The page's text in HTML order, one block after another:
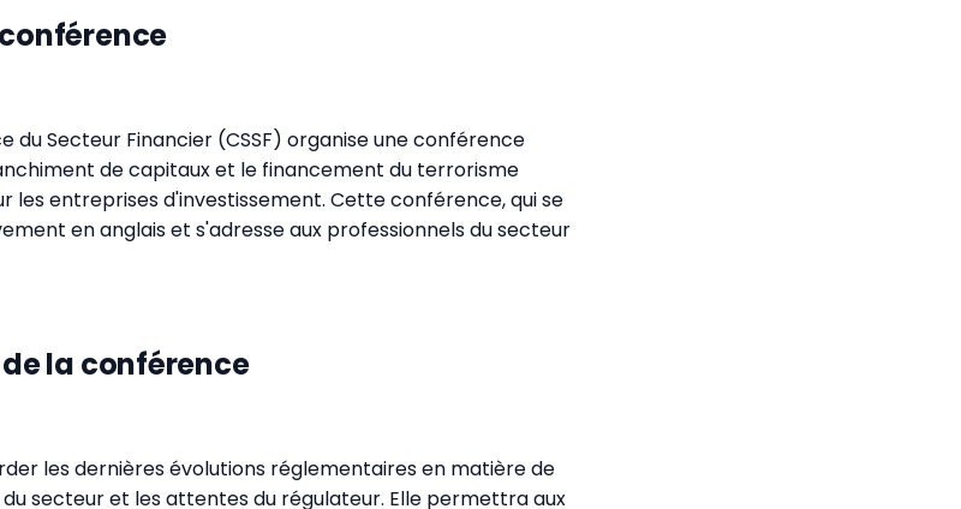
du Secteur Financier (CSSF) organise une conférence
de capitaux et le financement du terrorisme
les entreprises d'investissement. Cette conférence, qui se
en anglais et s'adresse aux professionnels du secteur
la conférence
les dernières évolutions réglementaires en matière de
du secteur et les attentes du régulateur. Elle permettra aux